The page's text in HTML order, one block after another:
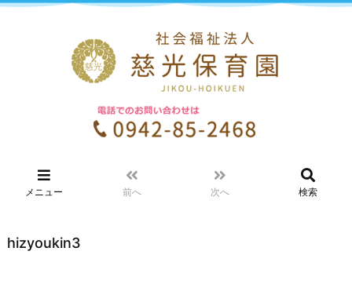
メニュー 前へ 次へ 検索
hizyoukin3